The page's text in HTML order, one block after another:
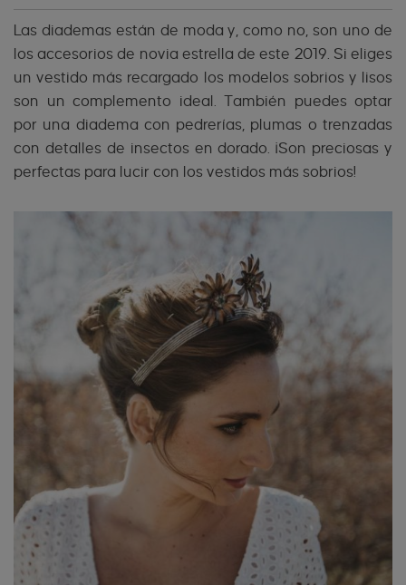
Las diademas están de moda y, como no, son uno de
los accesorios de novia estrella de este 2019. Si eliges
un vestido más recargado los modelos sobrios y lisos
son un complemento ideal. También puedes optar
por una diadema con pedrerías, plumas o trenzadas
con detalles de insectos en dorado. ¡Son preciosas y
perfectas para lucir con los vestidos más sobrios!